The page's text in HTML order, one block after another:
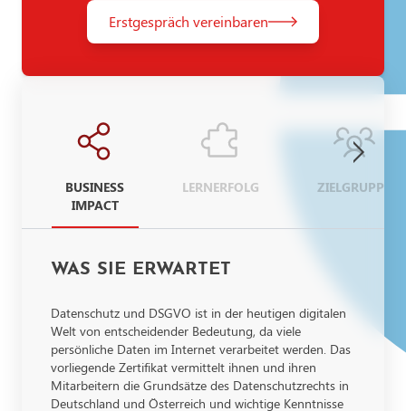
Erstgespräch vereinbaren
BUSINESS
IMPACT
LERNERFOLG ZIELGRUPPE
WAS SIE ERWARTET
Datenschutz und DSGVO ist in der heutigen digitalen
Welt von entscheidender Bedeutung, da viele
persönliche Daten im Internet verarbeitet werden. Das
vorliegende Zertifikat vermittelt ihnen und ihren
Mitarbeitern die Grundsätze des Datenschutzrechts in
Deutschland und Österreich und wichtige Kenntnisse